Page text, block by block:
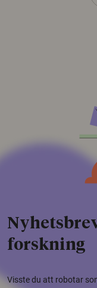
forskning
Visste du att robotar